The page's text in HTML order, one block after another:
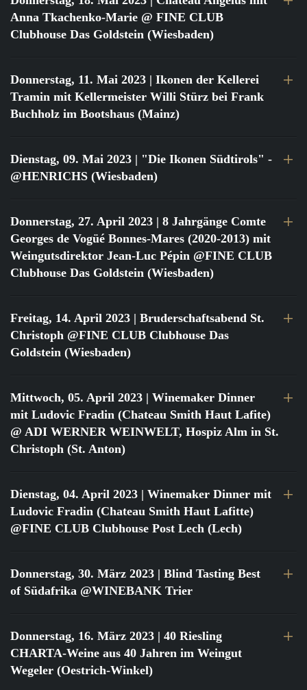
Anna Tkachenko-Marie @ FINE CLUB
Clubhouse Das Goldstein (Wiesbaden)
Donnerstag, 11. Mai 2023 | Ikonen der Kellerei
Tramin mit Kellermeister Willi Stürz bei Frank
Buchholz im Bootshaus (Mainz)
Dienstag, 09. Mai 2023 | "Die Ikonen Südtirols" -
@HENRICHS (Wiesbaden)
Donnerstag, 27. April 2023 | 8 Jahrgänge Comte
Georges de Vogüé Bonnes-Mares (2020-2013) mit
Weingutsdirektor Jean-Luc Pépin @FINE CLUB
Clubhouse Das Goldstein (Wiesbaden)
Freitag, 14. April 2023 | Bruderschaftsabend St.
Christoph @FINE CLUB Clubhouse Das
Goldstein (Wiesbaden)
Mittwoch, 05. April 2023 | Winemaker Dinner
mit Ludovic Fradin (Chateau Smith Haut Lafite)
@ ADI WERNER WEINWELT, Hospiz Alm in St.
Christoph (St. Anton)
Dienstag, 04. April 2023 | Winemaker Dinner mit
Ludovic Fradin (Chateau Smith Haut Lafitte)
@FINE CLUB Clubhouse Post Lech (Lech)
Donnerstag, 30. März 2023 | Blind Tasting Best
of Südafrika @WINEBANK Trier
Donnerstag, 16. März 2023 | 40 Riesling
CHARTA-Weine aus 40 Jahren im Weingut
Wegeler (Oestrich-Winkel)